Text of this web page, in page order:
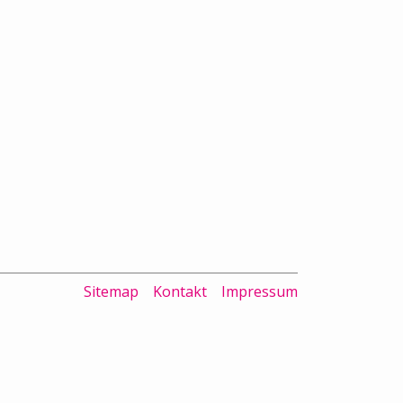
Sitemap Kontakt Impressum